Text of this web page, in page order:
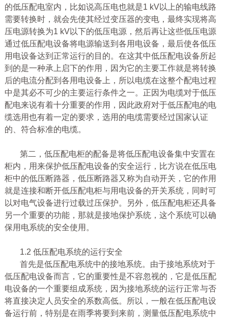
的低压配电室内，比如说高压电也就是1 kV以上的输电线路
需要转换时，就会先使其经过变压器的变电，最终实现将高
压电源转换为1 kV以下的低压电源，然后再让这些低压电源
通过低压配电设备将电源输送到各用电设备，最后使各低压
用电设备达到正常运行的目的。在这其中低压配电设备所起
到的是一种承上启下的作用，因为它的主要工作就是将转换
后的电流分配到各用电设备上，所以电缆在这整个配电过程
中是其必不可少的主要运行条件之一。正因为电缆对于低压
配电来说有着十分重要的作用，因此政府对于低压配电的电
缆选用也有着一定的要求，选用的电缆需要经过国家认证
的、符合标准的电缆。
第二，低压配电柜的配备是将低压配电设备集中安置在
柜内，用来保护低压配电设备的安全运行，比方说在低压电
柜中的低压断路器，低压断路器又称为自动开关，它的作用
就是连接和断开低压配电柜与用电设备的开关系统，同时可
以对电气设备进行过载过压保护。另外，低压配电柜还具备
另一个重要的功能，那就是接地保护系统，这个系统可以确
保用电系统的安全使用。
1.2 低压配电系统的运行安全
首先是低压配电系统中的接地系统。由于接地系统对于
低压配电设备而言，它的重要性是不容忽视的，它是低压配
电设备的一个重要组成系统，因为接地系统的运行正常与否
将直接决定人员安全的系数高低。所以，一般在低压配电设
备运行前，特别是在雨季将要到来前，测量低压配电系统中